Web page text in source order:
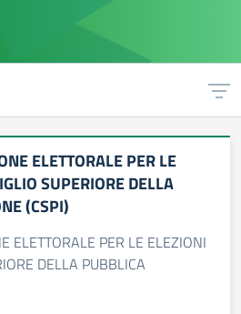
ELETTORALE PER LE
SUPERIORE DELLA
(CSPI)
ELETTORALE PER LE ELEZIONI
DELLA PUBBLICA